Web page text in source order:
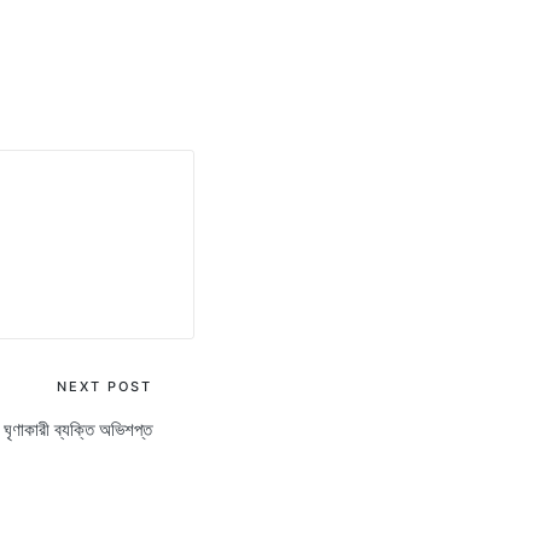
NEXT POST
ঘৃণাকারী ব্যক্তি অভিশপ্ত